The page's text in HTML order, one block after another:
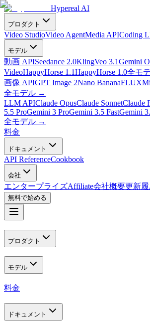
Hypereal AI
プロダクト
Video StudioVideo AgentMedia APICoding
モデル
動画 APISeedance 2.0KlingVeo 3.1Gemini
VideoHappyHorse 1.1HappyHorse 1.0全モ
画像 APIGPT Image 2Nano BananaFLUX
全モデル →
LLM APIClaude OpusClaude SonnetClaude
5.5 ProGemini 3 ProGemini 3.5 FastGemini
全モデル →
料金
ドキュメント
API ReferenceCookbook
会社
エンタープライズAffiliate会社概要更新
無料で始める
プロダクト
モデル
料金
ドキュメント